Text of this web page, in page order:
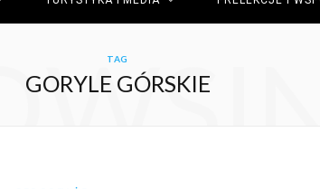
TAG
GORYLE GÓRSKIE